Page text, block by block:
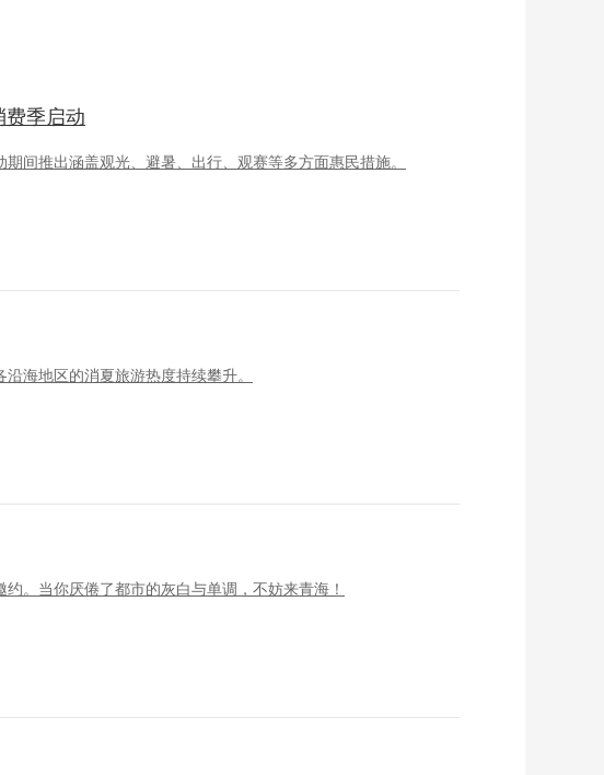
费季启动
间推出涵盖观光、避暑、出行、观赛等多方面惠民措施。
海地区的消夏旅游热度持续攀升。
。当你厌倦了都市的灰白与单调，不妨来青海！